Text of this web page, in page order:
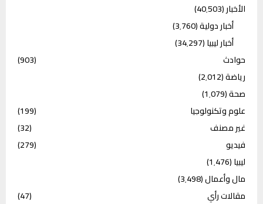
الأخبار(40٬503)
أخبار دولية(3٬760)
أخبار ليبيا(34٬297)
حوادث
(903)
رياضة(2٬012)
صحة(1٬079)
علوم وتكنولوجيا
(199)
غير مصنف
(32)
فيديو
(279)
ليبيا(1٬476)
مال وأعمال(3٬498)
مقالات رأي
(47)